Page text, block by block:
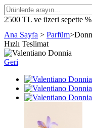
2500 TL ve üzeri sepette
Ana Sayfa > Parfüm>
Hızlı Teslimat
Geri